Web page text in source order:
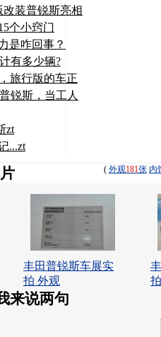
装普锐斯亮相
个小窍门
是咋回事？
有多少辆?
旅行版的车正
锐斯，当工人
zt
...zt
( 外观181张 内
丰田普锐斯车展实
拍 外观
来说两句